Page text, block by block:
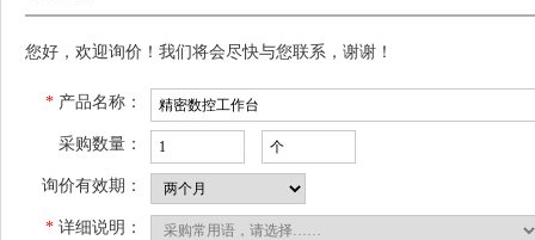
您好，欢迎询价！我们将会尽快与您联系，谢谢！
* 产品名称：
采购数量：
询价有效期：
* 详细说明：